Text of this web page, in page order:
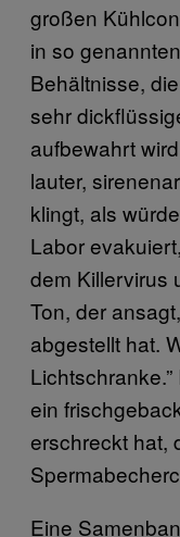
großen
in so
Behältnisse,
sehr
aufbewahrt
lauter,
klingt, als
Labor
dem Killervirus
Ton, der
abgestellt hat.
ein
erschreckt hat,
Eine